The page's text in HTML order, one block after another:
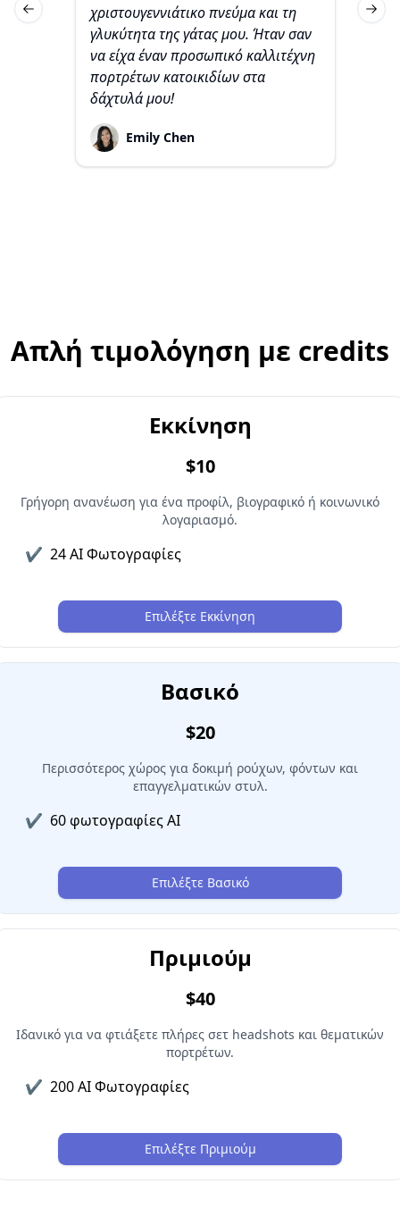
χριστουγεννιάτικο πνεύμα και τη
γλυκύτητα της γάτας μου. Ήταν σαν
να είχα έναν προσωπικό καλλιτέχνη
πορτρέτων κατοικιδίων στα
δάχτυλά μου!
Emily Chen
Previous slide
Απλή τιμολόγηση με credits
Εκκίνηση
$10
Γρήγορη ανανέωση για ένα προφίλ, βιογραφικό ή κοινωνικό
λογαριασμό.
✔ 24 AI Φωτογραφίες
Επιλέξτε Εκκίνηση
Βασικό
$20
Περισσότερος χώρος για δοκιμή ρούχων, φόντων και
επαγγελματικών στυλ.
✔ 60 φωτογραφίες AI
Επιλέξτε Βασικό
Πριμιούμ
$40
Ιδανικό για να φτιάξετε πλήρες σετ headshots και θεματικών
πορτρέτων.
✔ 200 AI Φωτογραφίες
Επιλέξτε Πριμιούμ